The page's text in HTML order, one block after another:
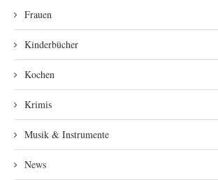
Frauen
Kinderbücher
Kochen
Krimis
Musik & Instrumente
News